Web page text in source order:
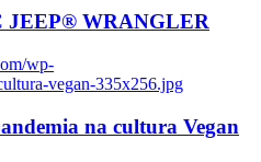
WRANGLER
wp-
vegan-335x256.jpg
na cultura Vegan